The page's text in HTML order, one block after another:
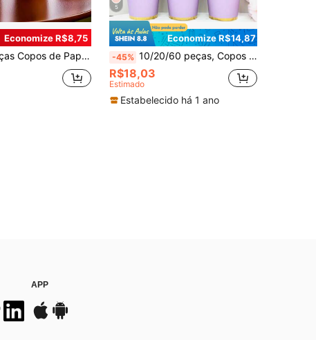
Economize R$8,75
Fofo Preto, Branco, Rosa, Adequado para Festa de Aniversário, Reunião Familiar, Piquenique ao Ar Livre, Decoração de Festa de Aniversário, Decoração de Festa de Casamento
5
Economize R$14,87
-45% 10/20/60 peças, Copos de Papel Roxo Quente Premium com Carimbo a Quente (9 Oz) - Copos de Papel Descartáveis, Copos Descartáveis Elegantes para Festa de Aniversário, Reunião Familiar, Piquenique, Decoração de Festa
R$18,03
Estimado
Estabelecido há 1 ano
APP